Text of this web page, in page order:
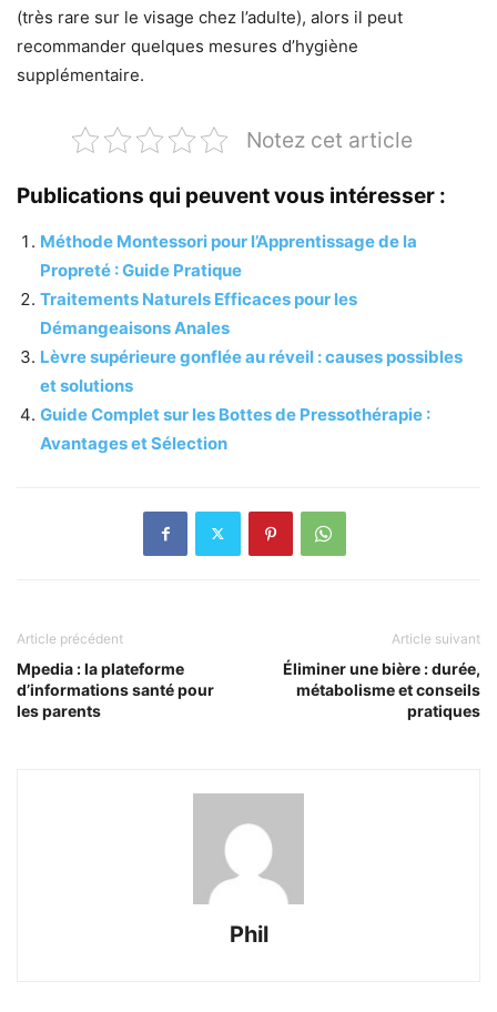
(très rare sur le visage chez l’adulte), alors il peut
recommander quelques mesures d’hygiène
supplémentaire.
Notez cet article
Publications qui peuvent vous intéresser :
Méthode Montessori pour l’Apprentissage de la
Propreté : Guide Pratique
Traitements Naturels Efficaces pour les
Démangeaisons Anales
Lèvre supérieure gonflée au réveil : causes possibles
et solutions
Guide Complet sur les Bottes de Pressothérapie :
Avantages et Sélection
Article précédent
Mpedia : la plateforme
d’informations santé pour
les parents
Article suivant
Éliminer une bière : durée,
métabolisme et conseils
pratiques
Phil